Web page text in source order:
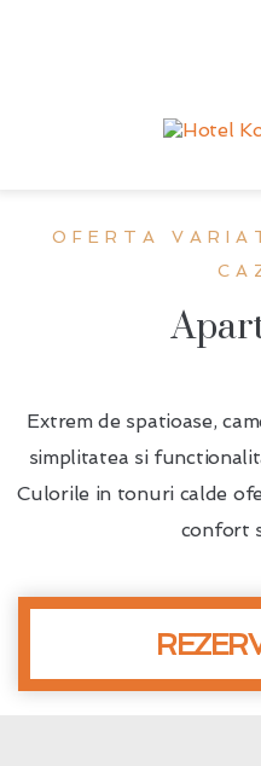
OFERTA
Extrem de spatioase,
simplitatea si
Culorile in tonuri calde
confort